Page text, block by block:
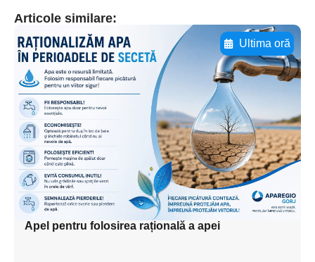
Articole similare:
Ultima oră
Adaugă aici textul pentru
subtitluAdaugă aici
textul pentru
subtitluAdaugă aici
textul pentru
subtitluAdaugă aici
textul pentru subti
Apel pentru folosirea rațională a apei